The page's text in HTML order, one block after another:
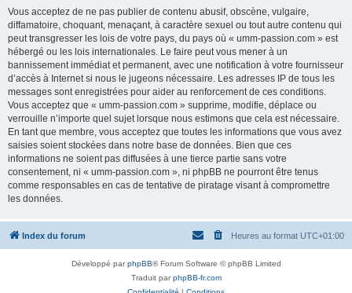
Vous acceptez de ne pas publier de contenu abusif, obscène, vulgaire,
diffamatoire, choquant, menaçant, à caractère sexuel ou tout autre contenu qui
peut transgresser les lois de votre pays, du pays où « umm-passion.com » est
hébergé ou les lois internationales. Le faire peut vous mener à un
bannissement immédiat et permanent, avec une notification à votre fournisseur
d’accès à Internet si nous le jugeons nécessaire. Les adresses IP de tous les
messages sont enregistrées pour aider au renforcement de ces conditions.
Vous acceptez que « umm-passion.com » supprime, modifie, déplace ou
verrouille n’importe quel sujet lorsque nous estimons que cela est nécessaire.
En tant que membre, vous acceptez que toutes les informations que vous avez
saisies soient stockées dans notre base de données. Bien que ces
informations ne soient pas diffusées à une tierce partie sans votre
consentement, ni « umm-passion.com », ni phpBB ne pourront être tenus
comme responsables en cas de tentative de piratage visant à compromettre
les données.
Index du forum Heures au format UTC+01:00
Développé parphpBB® Forum Software © phpBB Limited
Traduit parphpBB-fr.com